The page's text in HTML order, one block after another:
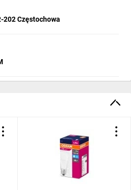
Maciej Zień możesz teraz kupić
- pewność najwyższej
202 Częstochowa